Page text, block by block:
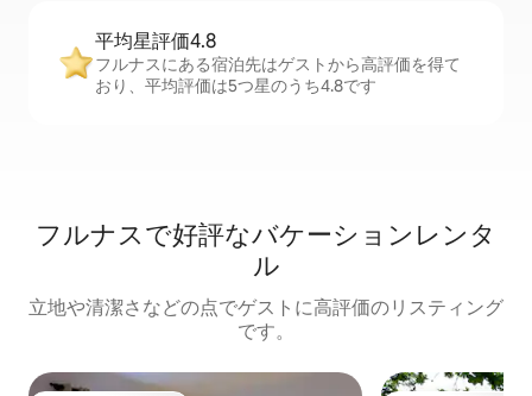
平均星評価4.8
フルナスにある宿泊先はゲストから高評価を得て
おり、平均評価は5つ星のうち4.8です
フルナスで好評なバケーションレンタ
ル
立地や清潔さなどの点でゲストに高評価のリスティング
です。